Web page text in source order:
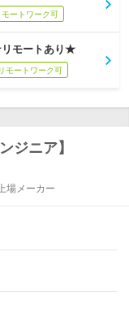
モートワーク可
モートあり★
リモートワーク可
ジニア】
場メーカー